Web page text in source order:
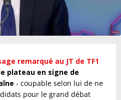
remarqué au JT de TF1
plateau en signe de
- coupable selon lui de ne
pour le grand débat